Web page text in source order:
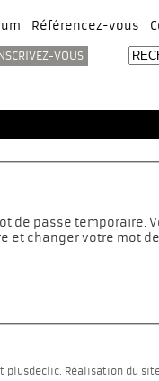
Référencez-vous
VOUS
de passe temporaire.
et changer votre mot
plusdeclic. Réalisation du